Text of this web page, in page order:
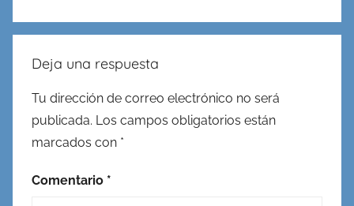
Deja una respuesta
Tu dirección de correo electrónico no será
publicada. Los campos obligatorios están
marcados con *
Comentario *